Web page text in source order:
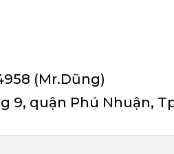
(Mr.Dũng)
9, quận Phú Nhuận,